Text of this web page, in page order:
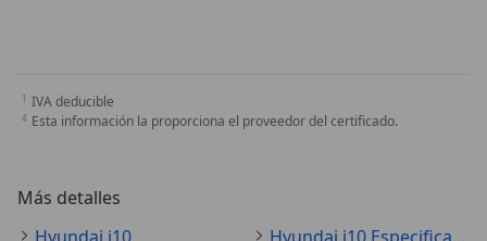
IVA deducible
Esta información la proporciona el proveedor del certificado.
Más detalles